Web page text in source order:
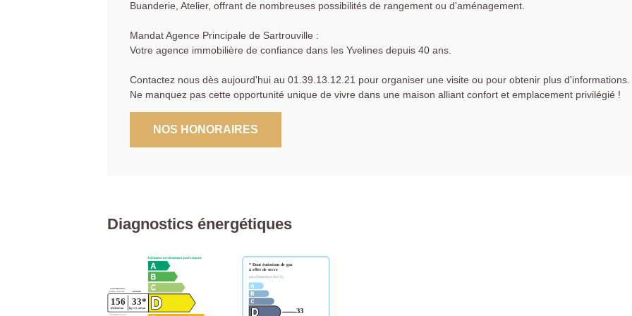
Buanderie, Atelier, offrant de nombreuses possibilités de rangement ou d'aménagement.
Mandat Agence Principale de Sartrouville :
Votre agence immobilière de confiance dans les Yvelines depuis 40 ans.
Contactez nous dès aujourd'hui au 01.39.13.12.21 pour organiser une visite ou pour obtenir plus d'informations.
Ne manquez pas cette opportunité unique de vivre dans une maison alliant confort et emplacement privilégié !
NOS HONORAIRES
Diagnostics énergétiques